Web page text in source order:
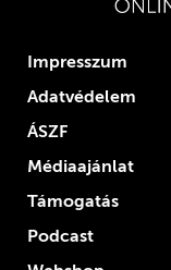
Impresszum
Adatvédelem
ÁSZF
Médiaajánlat
Támogatás
Podcast